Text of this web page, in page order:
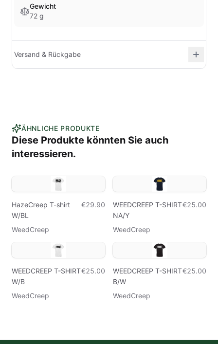
Gewicht
72 g
Versand & Rückgabe
ÄHNLICHE PRODUKTE
Diese Produkte könnten Sie auch
interessieren.
HazeCreep T-shirt
W/BL
€29.90
WeedCreep
WEEDCREEP T-SHIRT
NA/Y
€25.00
WeedCreep
WEEDCREEP T-SHIRT
W/B
€25.00
WeedCreep
WEEDCREEP T-SHIRT
B/W
€25.00
WeedCreep